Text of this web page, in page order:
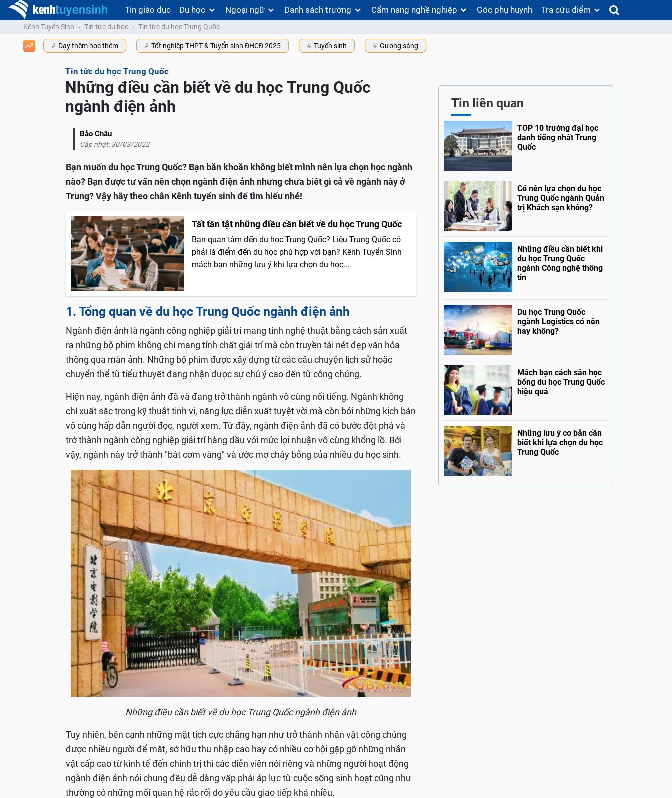
Tin giáo dục Du học Ngoại ngữ Danh sách trường Cẩm nang nghề nghiệp Góc phụ huynh Tra cứu điểm
Kênh Tuyển Sinh Tin tức du học Tin tức du học Trung Quốc
Dạy thêm học thêm Tốt nghiệp THPT & Tuyển sinh ĐHCĐ 2025 Tuyến sinh Gương sáng
Tin tức du học Trung Quốc
Những điều cần biết về du học Trung Quốc
ngành điện ảnh
Bảo Châu
Cập nhật: 30/03/2022
Bạn muốn du học Trung Quốc? Bạn băn khoăn không biết mình nên lựa chọn học ngành
nào? Bạn được tư vấn nên chọn ngành điện ảnh nhưng chưa biết gì cả về ngành này ở
Trung? Vậy hãy theo chân Kênh tuyển sinh để tìm hiểu nhé!
Tất tần tật những điều cần biết về du học Trung Quốc
Bạn quan tâm đến du học Trung Quốc? Liệu Trung Quốc có
phải là điểm đến du học phù hợp với bạn? Kênh Tuyển Sinh
mách bạn những lưu ý khi lựa chọn du học...
1. Tổng quan về du học Trung Quốc ngành điện ảnh
Ngành điện ảnh là ngành công nghiệp giải trí mang tính nghệ thuật bằng cách sản xuất
ra những bộ phim không chỉ mang tính chất giải trí mà còn truyền tải nét đẹp văn hóa
thông qua màn ảnh. Những bộ phim được xây dựng từ các câu chuyện lịch sử hoặc
chuyển thể từ tiểu thuyết đang nhận được sự chú ý cao đến từ công chúng.
Hiện nay, ngành điện ảnh đã và đang trở thành ngành vô cùng nổi tiếng. Ngành không
chỉ xuất sắc trong kỹ thuật tinh vi, năng lực diễn xuất tuyệt vời mà còn bởi những kịch bản
vô cùng hấp dẫn người đọc, người xem. Từ đây, ngành điện ảnh đã có bước đột phá và
trở thành ngành công nghiệp giải trí hàng đầu với mức lợi nhuận vô cùng khổng lồ. Bởi
vậy, ngành này trở thành "bát cơm vàng" và ước mơ cháy bỏng của nhiều du học sinh.
Những điều cần biết về du học Trung Quốc ngành điện ảnh
Tuy nhiên, bên cạnh những mặt tích cực chẳng hạn như trở thành nhân vật công chúng
được nhiều người để mắt, sở hữu thu nhập cao hay có nhiều cơ hội gặp gỡ những nhân
vật cấp cao từ kinh tế đến chính trị thì các diễn viên nói riêng và những người hoạt động
ngành điện ảnh nói chung đều dễ dàng vấp phải áp lực từ cuộc sống sinh hoạt cũng như
thường có những mối quan hệ rắc rối do yêu cầu giao tiếp khá nhiều.
Tin liên quan
TOP 10 trường đại học
danh tiếng nhất Trung
Quốc
Có nên lựa chọn du học
Trung Quốc ngành Quản
trị Khách sạn không?
Những điều cần biết khi
du học Trung Quốc
ngành Công nghệ thông
tin
Du học Trung Quốc
ngành Logistics có nên
hay không?
Mách bạn cách săn học
bổng du học Trung Quốc
hiệu quả
Những lưu ý cơ bản cần
biết khi lựa chọn du học
Trung Quốc